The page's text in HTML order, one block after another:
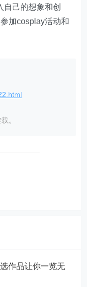
自己的想象和创
加cosplay活动和
。
作品让你一览无